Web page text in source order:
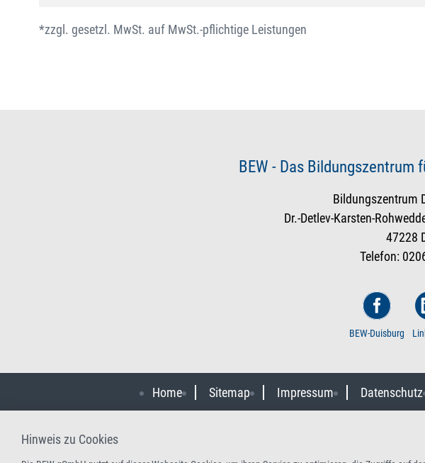
*zzgl. gesetzl. MwSt. auf MwSt.-pflichtige Leistungen
BEW - Das
Bildungszentrum
Dr.-Detlev-Karsten-
47228
Telefon:
BEW-Duisburg
Home Sitemap Impressum Datenschutz
Hinweis zu Cookies